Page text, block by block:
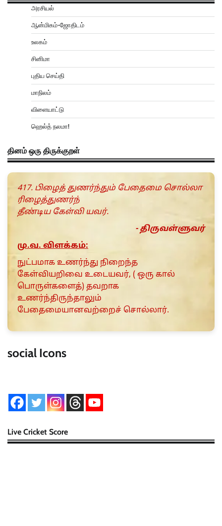
அரசியல்
ஆன்மிகம்-ஜோதிடம்
உலகம்
சினிமா
புதிய செய்தி
மாநிலம்
விளையாட்டு
ஹெல்த் நலமா!
தினம் ஒரு திருக்குறள்
417. பிழைத் துணர்ந்தும் பேதைமை சொல்லா
ரிழைத்துணர்ந்
தீண்டிய கேள்வி யவர்.
- திருவள்ளுவர்
மு.வ. விளக்கம்:
நுட்பமாக உணர்ந்து நிறைந்த
கேள்வியறிவை உடையவர், ( ஒரு கால்
பொருள்களைத்) தவறாக
உணர்ந்திருந்தாலும்
பேதைமையானவற்றைச் சொல்லார்.
social Icons
Live Cricket Score